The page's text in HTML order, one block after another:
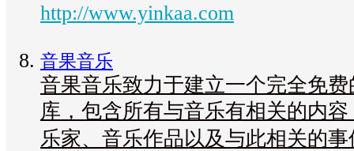
http://www.yinkaa.com
音果音乐
音果音乐致力于建立一个完全免
库，包含所有与音乐有相关的内
乐家、音乐作品以及与此相关的